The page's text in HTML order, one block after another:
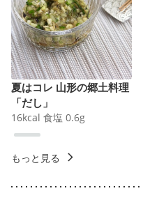
夏はコレ 山形の郷土料理
「だし」
16kcal 食塩 0.6g
もっと見る